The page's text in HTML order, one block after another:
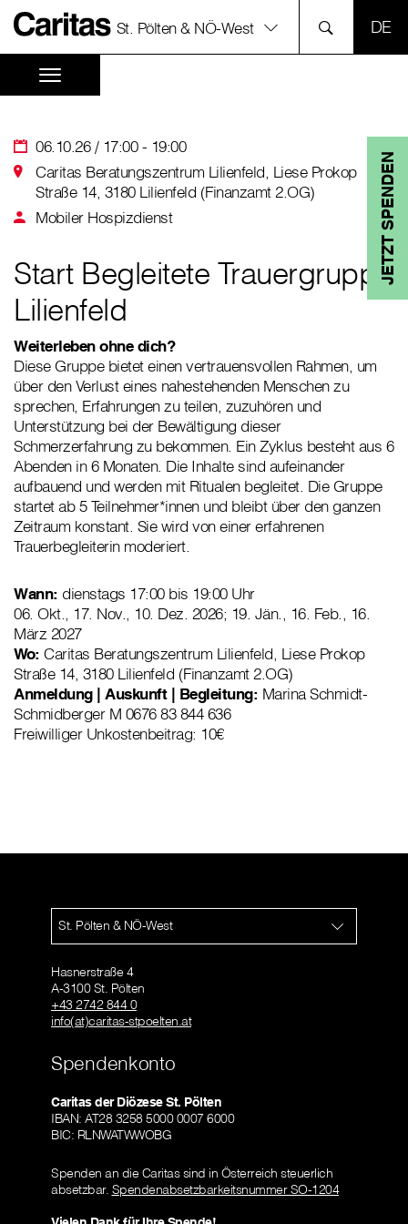
St. Pölten & NÖ-West
JETZT SPENDEN
06.10.26 / 17:00 - 19:00
Caritas Beratungszentrum Lilienfeld, Liese Prokop
Straße 14, 3180 Lilienfeld (Finanzamt 2.OG)
Mobiler Hospizdienst
Start Begleitete Trauergruppe
Lilienfeld
Weiterleben ohne dich?
Diese Gruppe bietet einen vertrauensvollen Rahmen, um
über den Verlust eines nahestehenden Menschen zu
sprechen, Erfahrungen zu teilen, zuzuhören und
Unterstützung bei der Bewältigung dieser
Schmerzerfahrung zu bekommen. Ein Zyklus besteht aus 6
Abenden in 6 Monaten. Die Inhalte sind aufeinander
aufbauend und werden mit Ritualen begleitet. Die Gruppe
startet ab 5 Teilnehmer*innen und bleibt über den ganzen
Zeitraum konstant. Sie wird von einer erfahrenen
Trauerbegleiterin moderiert.
Wann: dienstags 17:00 bis 19:00 Uhr
06. Okt., 17. Nov., 10. Dez. 2026; 19. Jän., 16. Feb., 16.
März 2027
Wo: Caritas Beratungszentrum Lilienfeld, Liese Prokop
Straße 14, 3180 Lilienfeld (Finanzamt 2.OG)
Anmeldung | Auskunft | Begleitung: Marina Schmidt-
Schmidberger M 0676 83 844 636
Freiwilliger Unkostenbeitrag: 10€
St. Pölten & NÖ-West
Hasnerstraße 4
A-3100 St. Pölten
+43 2742 844 0
info(at)caritas-stpoelten.at
Spendenkonto
Caritas der Diözese St. Pölten
IBAN: AT28 3258 5000 0007 6000
BIC: RLNWATWWOBG
Spenden an die Caritas sind in Österreich steuerlich
absetzbar. Spendenabsetzbarkeitsnummer SO-1204